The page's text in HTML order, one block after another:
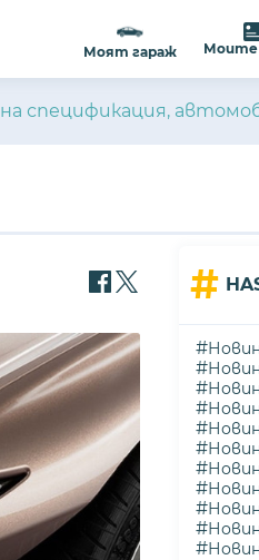
Моят гараж Моите
спецификация,
#
#
#
#
#
#
#
#
#
#
#
#